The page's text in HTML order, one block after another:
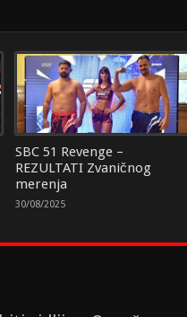
SBC 51 Revenge –
REZULTATI Zvaničnog
merenja
30/08/2025